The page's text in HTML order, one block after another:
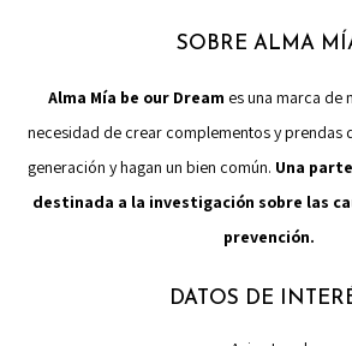
SOBRE ALMA
Alma Mía be our Dream es una marca de
necesidad de crear complementos y prendas
generación y hagan un bien común. Una
destinada a la investigación sobre las
prevención.
DATOS DE